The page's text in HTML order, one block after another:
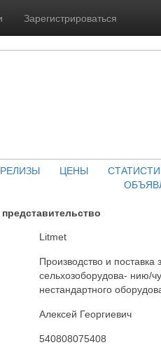
Зарегистрироваться
ЦЕНЫ
Litmet
Производство и поставка
сельхозоборудова- нию/
нестандартного
Алексей Георгиевич
540808075408